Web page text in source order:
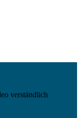
verständlich